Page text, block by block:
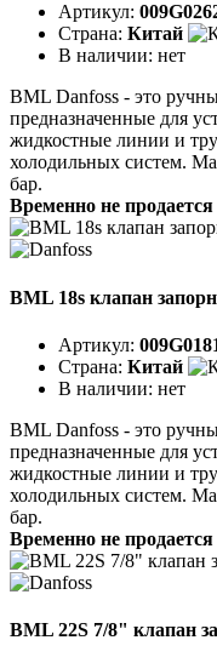
Артикул:
Страна: Китай
В наличии: нет
BML Danfoss - это
предназначенные для
жидкостные линии и
холодильных систем.
бар.
Временно не продается
BML 18s клапан
Артикул:
Страна: Китай
В наличии: нет
BML Danfoss - это
предназначенные для
жидкостные линии и
холодильных систем.
бар.
Временно не продается
BML 22S 7/8" клапан